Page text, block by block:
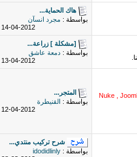
هاك الحماية...
بواسطة : مجرد انسآن
14-04-2012
[مشكلة ] زراعة...
بواسطة : دمعة عاشق
13-04-2012
Nuke ,
المتجر...
بواسطة :
القنيطرة
12-04-2012
شرح تركيب منتدي...
بواسطة : idodidlinly